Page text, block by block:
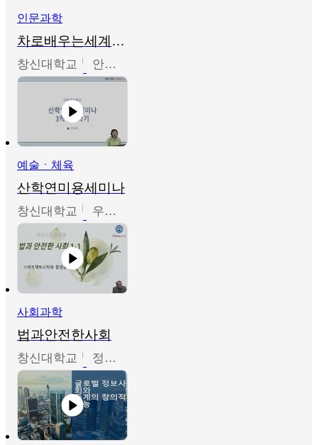
인문과학
차로배우는세계문화
창신대학교 안소영
예술ㆍ체육
산학연미용세미나
창신대학교 우미옥,오윤경,박선이
사회과학
법과안전한사회
창신대학교 정연균